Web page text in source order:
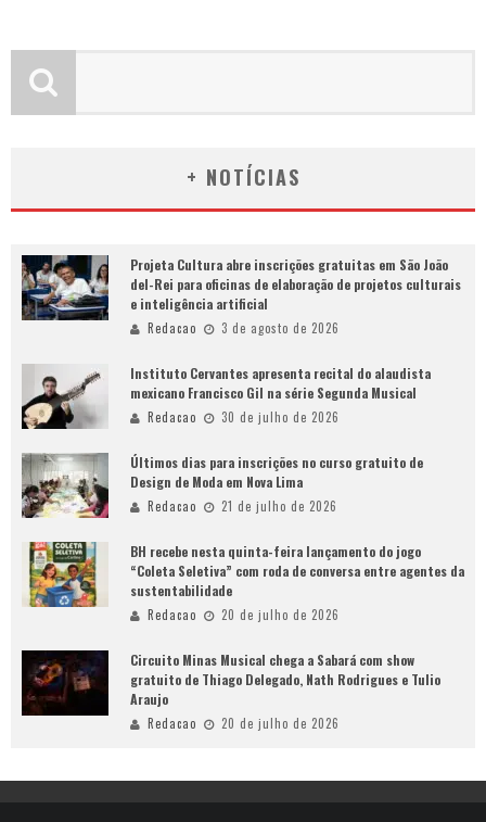
+ NOTÍCIAS
Projeta Cultura abre inscrições gratuitas em São João
del-Rei para oficinas de elaboração de projetos culturais
e inteligência artificial
Redacao 3 de agosto de 2026
Instituto Cervantes apresenta recital do alaudista
mexicano Francisco Gil na série Segunda Musical
Redacao 30 de julho de 2026
Últimos dias para inscrições no curso gratuito de
Design de Moda em Nova Lima
Redacao 21 de julho de 2026
BH recebe nesta quinta-feira lançamento do jogo
“Coleta Seletiva” com roda de conversa entre agentes da
sustentabilidade
Redacao 20 de julho de 2026
Circuito Minas Musical chega a Sabará com show
gratuito de Thiago Delegado, Nath Rodrigues e Tulio
Araujo
Redacao 20 de julho de 2026